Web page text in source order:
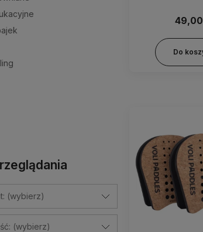
(wybierz)
(wybierz)
49,00
Do